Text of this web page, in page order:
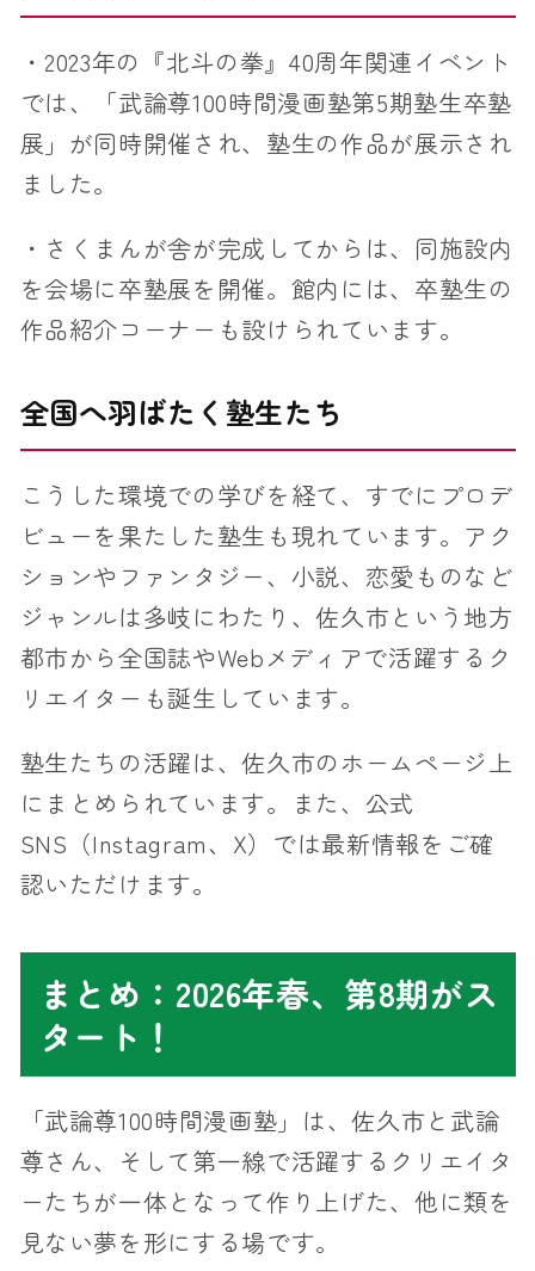
・2023年の『北斗の拳』40周年関連イベント
では、「武論尊100時間漫画塾第5期塾生卒塾
展」が同時開催され、塾生の作品が展示され
ました。
・さくまんが舎が完成してからは、同施設内
を会場に卒塾展を開催。館内には、卒塾生の
作品紹介コーナーも設けられています。
全国へ羽ばたく塾生たち
こうした環境での学びを経て、すでにプロデ
ビューを果たした塾生も現れています。アク
ションやファンタジー、小説、恋愛ものなど
ジャンルは多岐にわたり、佐久市という地方
都市から全国誌やWebメディアで活躍するク
リエイターも誕生しています。
塾生たちの活躍は、佐久市のホームページ上
にまとめられています。また、公式
SNS（Instagram、X）では最新情報をご確
認いただけます。
まとめ：2026年春、第8期がス
タート！
「武論尊100時間漫画塾」は、佐久市と武論
尊さん、そして第一線で活躍するクリエイタ
ーたちが一体となって作り上げた、他に類を
見ない夢を形にする場です。